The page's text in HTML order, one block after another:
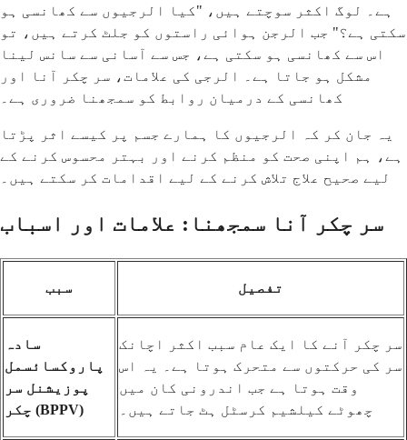
ہے۔ لوگ اکثر سوچتے ہیں، "کیا الرجیوں سے کھانسی ہو
سکتی ہے؟" جب الرجن ہوائی راستوں کو جلٹ کرتے ہیں، تو
اس سے کھانسی ہو سکتی ہے، جس سے آسانی سے سانس لینا
مشکل ہو جاتا ہے۔ الرجی کی علامات، سر چکر آنا اور
کھانسی کے درمیان روابط کو سمجھنا ضروری ہے۔
یہ جان کر کہ الرجیوں کا ہمارے جسم پر کیسے اثر پڑتا
ہے، ہم اپنی صحت کو منظم کرنے اور بہتر محسوس کرنے کے
لیے صحیح علاج تلاش کرنے کے لیے اقدامات کر سکتے ہیں۔
سر چکر آنا سمجھنا: علامات اور اسباب
سبب تفصیل
سادہ
پاروکسائسمل
پوزیشنل سر
چکر (BPPV)
سر چکر آنے کا ایک عام سبب اکثر اچانک
سر کی حرکتوں سے متحرک ہوتا ہے۔ یہ اس
وقت ہوتا ہے جب اندرونی کان میں
چھوٹے کیلشیم کرسٹل ہٹ جاتے ہیں۔